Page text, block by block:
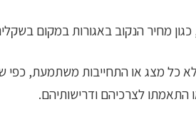
מחיר הנקוב באגורות במקום
התאמתו לצרכיהם ודרישותיהם.